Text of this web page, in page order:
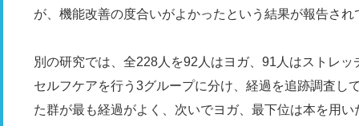
が、機能改善の度合いがよかったという結果が報告され
別の研究では、全228人を92人はヨガ、91人はストレ
セルフケアを行う3グループに分け、経過を追跡調査し
た群が最も経過がよく、次いでヨガ、最下位は本を用